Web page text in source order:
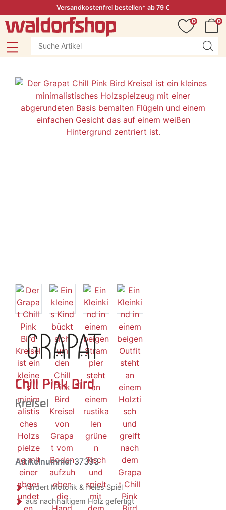
Versandkostenfrei bestellen* ab 79 €
0
0
Chill Pink Bird
Kreisel
Artikelnummer37393
fördert Motorik & freies Spiel
aus nachhaltigem Holz gefertigt